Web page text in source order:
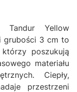
Tandur Yellow
grubości 3 cm to
poszukują
materiału
Ciepły,
przestrzeni